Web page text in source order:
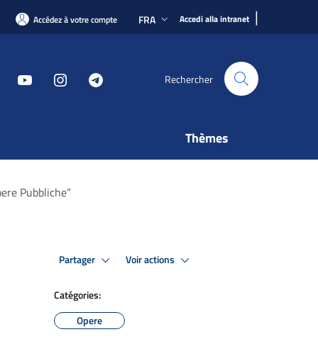
Accédez à votre compte FRA Accedi alla intranet |
Rechercher
Thèmes
Pubbliche”
Partager Voir actions
Catégories:
Opere